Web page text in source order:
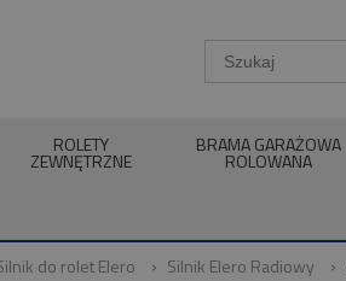
ROLETY
ZEWNĘTRZNE
BRAMA GARAŻOWA
ROLOWANA
do rolet Elero Silnik Elero Radiowy